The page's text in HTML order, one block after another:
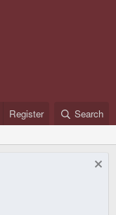
Register Search